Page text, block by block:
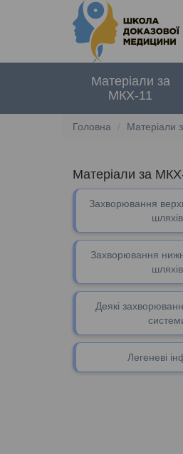
Матеріали за
МКХ-11
Головна Матеріали
Матеріали за
Захворювання
шляхів
Захворювання
шляхів
Деякі
Легеневі